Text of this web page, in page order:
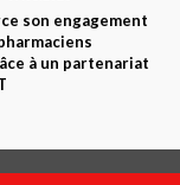
son engagement
à un partenariat